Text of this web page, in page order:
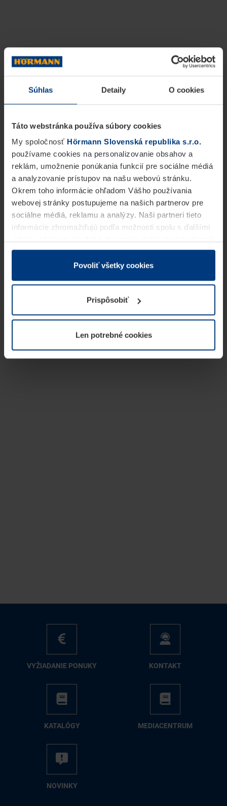
Súhlas Detaily O cookies
Táto webstránka používa súbory cookies
My spoločnosť Hörmann Slovenská republika s.r.o.
používame cookies na personalizovanie obsahov a
reklám, umožnenie ponúkania funkcií pre sociálne médiá
a analyzovanie prístupov na našu webovú stránku.
Okrem toho informácie ohľadom Vášho používania
webovej stránky postupujeme na našich partnerov pre
sociálne médiá, reklamu a analýzy. Naši partneri tieto
informácie zhromažďujú podľa možnosti spolu s ďalšími
v rámci Vášho využívania služieb.
Z právneho hľadiska môžeme cookies ukladať na Vašom
prevádzku tejto stránky. Pre všetky ostatné typy cookie
potrebujeme Vaše povolenie. Vaše povolenie môžete
kedykoľvek zmeniť alebo odvolať vo vysvetlení cookie
našej webovej stránky.
Povoliť všetky cookies
Prispôsobiť
Len potrebné cookies
VY­ŽIA­DA­NIE PO­NU­KY KON­TAKT
KA­TA­LÓ­GY ME­DIA­CEN­TRUM
NO­VIN­KY